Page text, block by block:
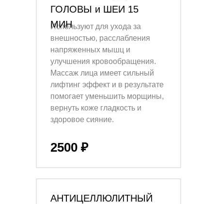
ГОЛОВЫ и ШЕИ 15
МИН
Используют для ухода за
внешностью, расслабления
напряженных мышц и
улучшения кровообращения.
Массаж лица имеет сильный
лифтинг эффект и в результате
помогает уменьшить морщины,
вернуть коже гладкость и
здоровое сияние.
2500 ₽
АНТИЦЕЛЛЮЛИТНЫЙ